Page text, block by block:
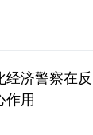
经济警察在反
作用